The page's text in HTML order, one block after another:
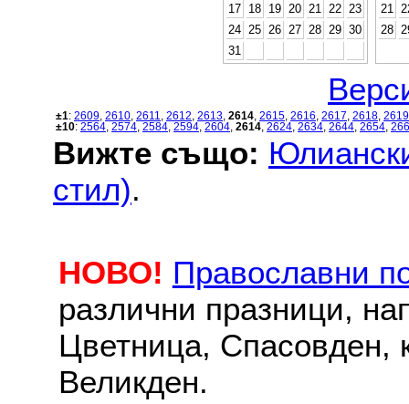
17
18 19 20 21 22
23
24
25 26 27 28 29 30
31
21
28
±1: 2609 2610 2611 2612 2613 2614 2615 2616 2617 2618 2619
±10: 2564 2574 2584 2594 2604 2614 2624 2634 2644 2654
Вижте също:
стил).
НОВО! Православни
различни празници,
Цветница, Спасовден,
Великден.